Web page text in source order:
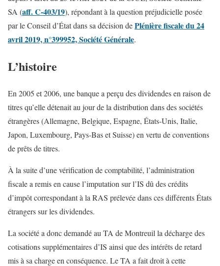
SA (aff. C-403/19), répondant à la question préjudicielle posée
par le Conseil d’État dans sa décision dePlénière fiscale du 24
avril 2019, n°399952, Société Générale.
L’histoire
En 2005 et 2006, une banque a perçu des dividendes en raison de
titres qu’elle détenait au jour de la distribution dans des sociétés
étrangères (Allemagne, Belgique, Espagne, États-Unis, Italie,
Japon, Luxembourg, Pays-Bas et Suisse) en vertu de conventions
de prêts de titres.
À la suite d’une vérification de comptabilité, l’administration
fiscale a remis en cause l’imputation sur l’IS dû des crédits
d’impôt correspondant à la RAS prélevée dans ces différents États
étrangers sur les dividendes.
La société a donc demandé au TA de Montreuil la décharge des
cotisations supplémentaires d’IS ainsi que des intérêts de retard
mis à sa charge en conséquence. Le TA a fait droit à cette